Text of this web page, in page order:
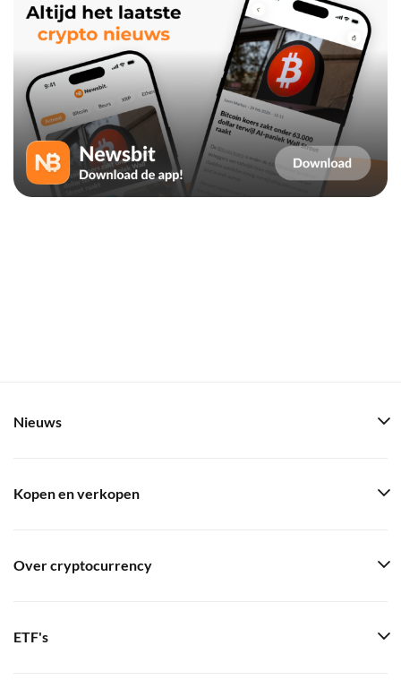
Nieuws
Kopen en verkopen
Over cryptocurrency
ETF's